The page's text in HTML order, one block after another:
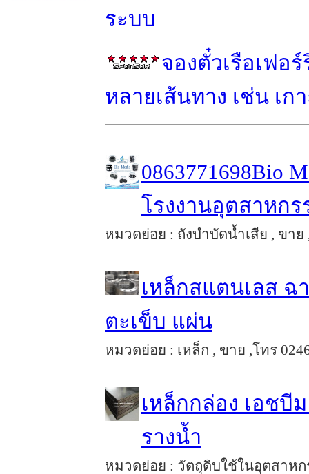
ระบบ
จองตั๋วเรือเฟอ
หลายเส้นทาง เช่น เก
0863771698Bio
โรงงานอุตสาหกร
หมวดย่อย : ถังบำบัดน้ำเสีย , ขาย
เหล็กสแตนเลส ฉ
ตะเข็บ แผ่น
หมวดย่อย : เหล็ก , ขาย ,โทร
เหล็กกล่อง เอชบี
รางน้ำ
หมวดย่อย : วัตถุดิบใช้ในอุตสาหก